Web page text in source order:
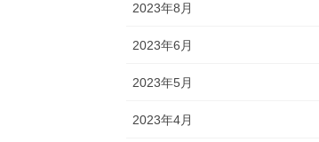
2023年8月
2023年6月
2023年5月
2023年4月